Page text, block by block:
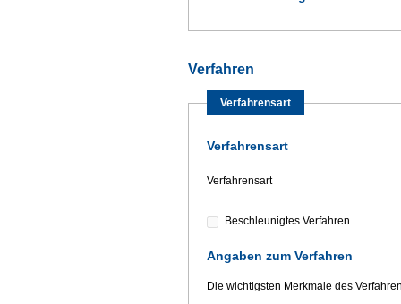
Verfahren
Verfahrensart
Verfahrensart
Verfahrensart
Beschleunigtes Verfahren
Angaben zum Verfahren
Die wichtigsten Merkmale des